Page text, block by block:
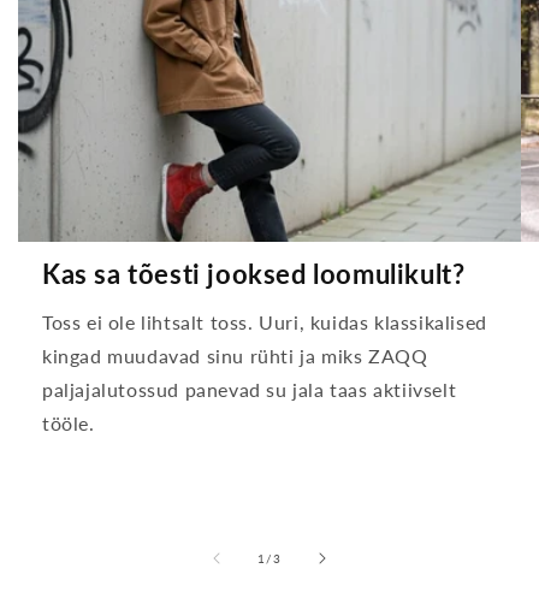
Kas sa tõesti jooksed loomulikult?
Toss ei ole lihtsalt toss. Uuri, kuidas klassikalised
kingad muudavad sinu rühti ja miks ZAQQ
paljajalutossud panevad su jala taas aktiivselt
tööle.
1 /-3